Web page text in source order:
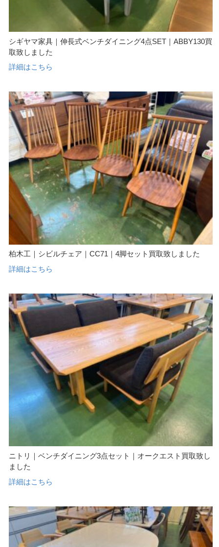
シギヤマ家具｜伸長式ベンチダイニング4点SET｜ABBY130買
取致しました
詳細はこちら
柏木工｜シビルチェア｜CC71｜4脚セット買取致しました
詳細はこちら
ニトリ｜ベンチダイニング3点セット｜オークエスト買取致し
ました
詳細はこちら